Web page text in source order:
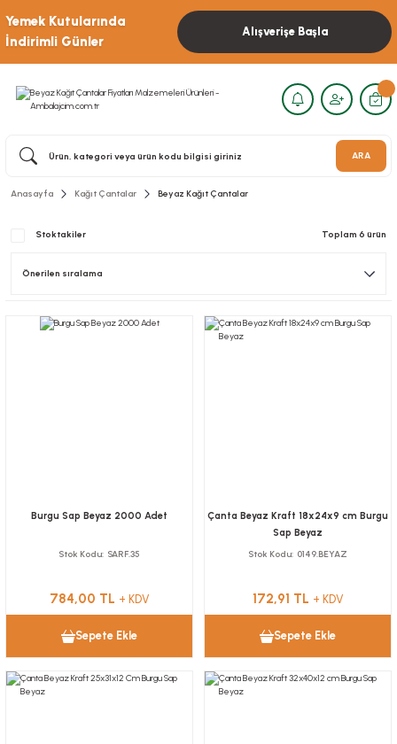
Yemek Kutularında
İndirimli Günler
Alışverişe Başla
ARA
Anasayfa Kağıt Çantalar Beyaz Kağıt Çantalar
Stoktakiler Toplam 6 ürün
Burgu Sap Beyaz 2000 Adet
Stok Kodu SARF.35
784,00 TL + KDV
Sepete Ekle
Çanta Beyaz Kraft 18x24x9 cm Burgu
Sap Beyaz
Stok Kodu 0149.BEYAZ
172,91 TL + KDV
Sepete Ekle